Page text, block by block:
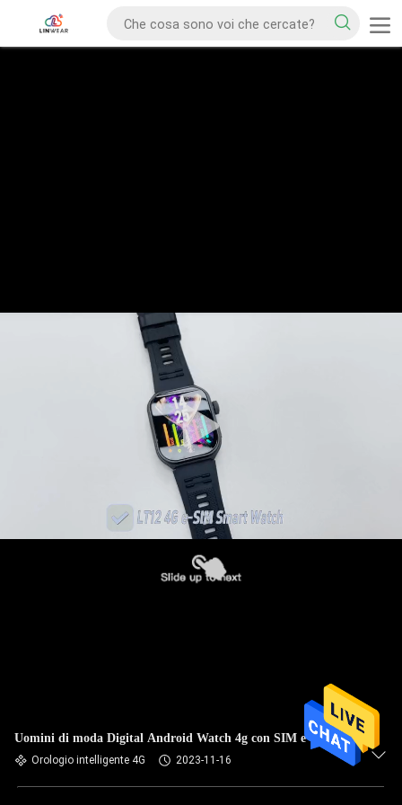
Uomini di moda Digital Android Watch 4g con SIM e Wifi
Orologio intelligente 4G 2023-11-16